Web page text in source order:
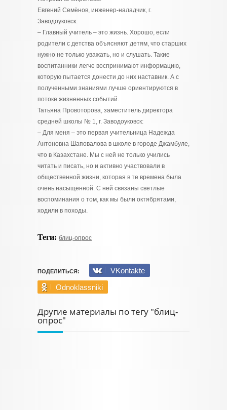
Евгений Семёнов, инженер-наладчик, г.
Заводоуковск:
– Главный учитель – это жизнь. Хорошо, если
родители с детства объясняют детям, что старших
нужно не только уважать, но и слушать. Такие
воспитанники легче воспринимают информацию,
которую пытается донести до них наставник. А с
полученными знаниями лучше ориентируются в
потоке жизненных событий.
Татьяна Провоторова, заместитель директора
средней школы № 1, г. Заводоуковск:
– Для меня – это первая учительница Надежда
Антоновна Шаповалова в школе в городе Джамбуле,
что в Казахстане. Мы с ней не только учились
читать и писать, но и активно участвовали в
общественной жизни, которая в те времена была
очень насыщенной. С ней связаны светлые
воспоминания о том, как мы были октябрятами,
ходили в походы.
Теги: блиц-опрос
ПОДЕЛИТЬСЯ:
VKontakte
Odnoklassniki
Другие материалы по тегу "блиц-
опрос"